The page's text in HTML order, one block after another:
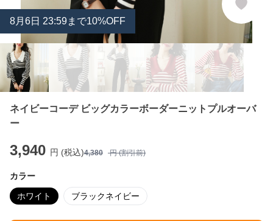
8月 6日 23:59まで10%OFF
ネイビーコーデ ビッグカラーボーダーニットプルオーバ
ー
3,940 円 (税込)4,380 円 (割引前)
カラー
ホワイト ブラックネイビー